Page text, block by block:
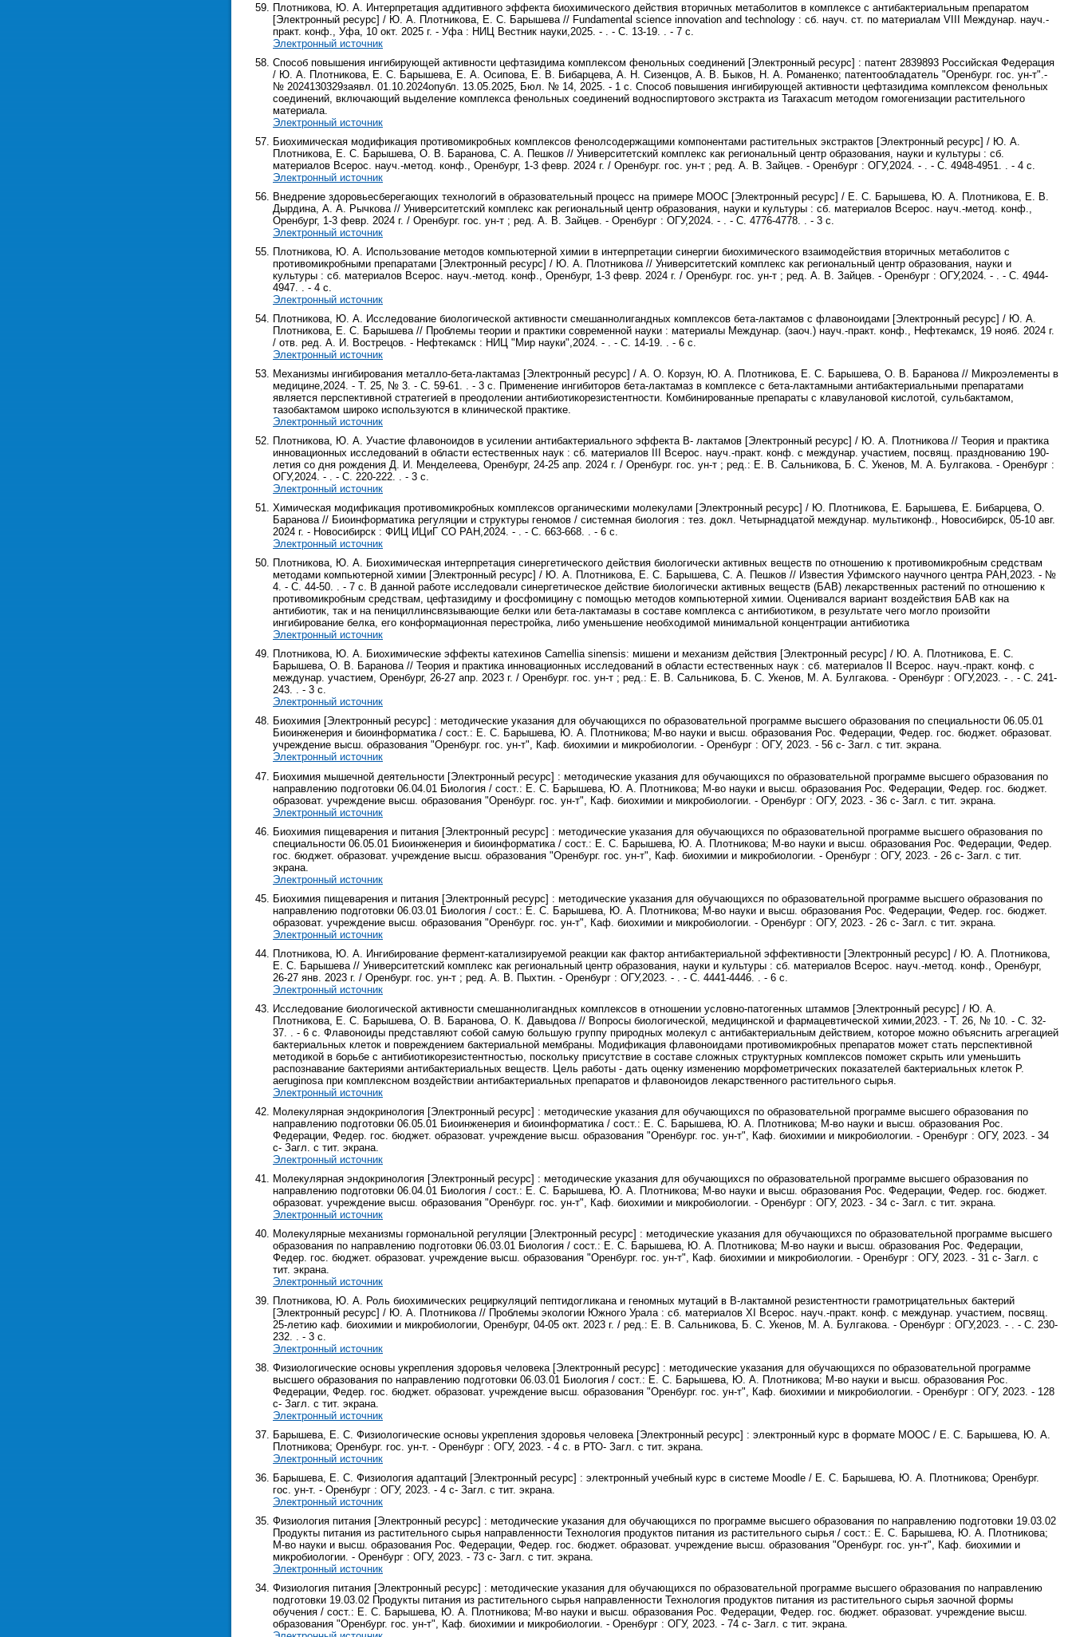
Плотникова, Ю. А. Интерпретация аддитивного эффекта биохимического действия вторичных метаболитов в комплексе с антибактериальным препаратом
[Электронный ресурс] / Ю. А. Плотникова, Е. С. Барышева // Fundamental science innovation and technology : сб. науч. ст. по материалам VIII Междунар. науч.-
практ. конф., Уфа, 10 окт. 2025 г. - Уфа : НИЦ Вестник науки,2025. - . - С. 13-19. . - 7 с.
Электронный источник
Способ повышения ингибирующей активности цефтазидима комплексом фенольных соединений [Электронный ресурс] : патент 2839893 Российская Федерация
/ Ю. А. Плотникова, Е. С. Барышева, Е. А. Осипова, Е. В. Бибарцева, А. Н. Сизенцов, А. В. Быков, Н. А. Романенко; патентообладатель "Оренбург. гос. ун-т".-
№ 2024130329заявл. 01.10.2024опубл. 13.05.2025, Бюл. № 14, 2025. - 1 с. Способ повышения ингибирующей активности цефтазидима комплексом фенольных
соединений, включающий выделение комплекса фенольных соединений водноспиртового экстракта из Tarаxacum методом гомогенизации растительного
материала.
Электронный источник
Биохимическая модификация противомикробных комплексов фенолсодержащими компонентами растительных экстрактов [Электронный ресурс] / Ю. А.
Плотникова, Е. С. Барышева, О. В. Баранова, С. А. Пешков // Университетский комплекс как региональный центр образования, науки и культуры : сб.
материалов Всерос. науч.-метод. конф., Оренбург, 1-3 февр. 2024 г. / Оренбург. гос. ун-т ; ред. А. В. Зайцев. - Оренбург : ОГУ,2024. - . - С. 4948-4951. . - 4 с.
Электронный источник
Внедрение здоровьесберегающих технологий в образовательный процесс на примере МООС [Электронный ресурс] / Е. С. Барышева, Ю. А. Плотникова, Е. В.
Дырдина, А. А. Рычкова // Университетский комплекс как региональный центр образования, науки и культуры : сб. материалов Всерос. науч.-метод. конф.,
Оренбург, 1-3 февр. 2024 г. / Оренбург. гос. ун-т ; ред. А. В. Зайцев. - Оренбург : ОГУ,2024. - . - С. 4776-4778. . - 3 с.
Электронный источник
Плотникова, Ю. А. Использование методов компьютерной химии в интерпретации синергии биохимического взаимодействия вторичных метаболитов с
противомикробными препаратами [Электронный ресурс] / Ю. А. Плотникова // Университетский комплекс как региональный центр образования, науки и
культуры : сб. материалов Всерос. науч.-метод. конф., Оренбург, 1-3 февр. 2024 г. / Оренбург. гос. ун-т ; ред. А. В. Зайцев. - Оренбург : ОГУ,2024. - . - С. 4944-
4947. . - 4 с.
Электронный источник
Плотникова, Ю. А. Исследование биологической активности смешаннолигандных комплексов бета-лактамов с флавоноидами [Электронный ресурс] / Ю. А.
Плотникова, Е. С. Барышева // Проблемы теории и практики современной науки : материалы Междунар. (заоч.) науч.-практ. конф., Нефтекамск, 19 нояб. 2024 г.
/ отв. ред. А. И. Вострецов. - Нефтекамск : НИЦ "Мир науки",2024. - . - С. 14-19. . - 6 с.
Электронный источник
Механизмы ингибирования металло-бета-лактамаз [Электронный ресурс] / А. О. Корзун, Ю. А. Плотникова, Е. С. Барышева, О. В. Баранова // Микроэлементы в
медицине,2024. - Т. 25, № 3. - С. 59-61. . - 3 с. Применение ингибиторов бета-лактамаз в комплексе с бета-лактамными антибактериальными препаратами
является перспективной стратегией в преодолении антибиотикорезистентности. Комбинированные препараты с клавулановой кислотой, сульбактамом,
тазобактамом широко используются в клинической практике.
Электронный источник
Плотникова, Ю. А. Участие флавоноидов в усилении антибактериального эффекта В- лактамов [Электронный ресурс] / Ю. А. Плотникова // Теория и практика
инновационных исследований в области естественных наук : сб. материалов III Всерос. науч.-практ. конф. с междунар. участием, посвящ. празднованию 190-
летия со дня рождения Д. И. Менделеева, Оренбург, 24-25 апр. 2024 г. / Оренбург. гос. ун-т ; ред.: Е. В. Сальникова, Б. С. Укенов, М. А. Булгакова. - Оренбург :
ОГУ,2024. - . - С. 220-222. . - 3 с.
Электронный источник
Химическая модификация противомикробных комплексов органическими молекулами [Электронный ресурс] / Ю. Плотникова, Е. Барышева, Е. Бибарцева, О.
Баранова // Биоинформатика регуляции и структуры геномов / системная биология : тез. докл. Четырнадцатой междунар. мультиконф., Новосибирск, 05-10 авг.
2024 г. - Новосибирск : ФИЦ ИЦиГ СО РАН,2024. - . - С. 663-668. . - 6 с.
Электронный источник
Плотникова, Ю. А. Биохимическая интерпретация синергетического действия биологически активных веществ по отношению к противомикробным средствам
методами компьютерной химии [Электронный ресурс] / Ю. А. Плотникова, Е. С. Барышева, С. А. Пешков // Известия Уфимского научного центра РАН,2023. - №
4. - С. 44-50. . - 7 с. В данной работе исследовали синергетическое действие биологически активных веществ (БАВ) лекарственных растений по отношению к
противомикробным средствам, цефтазидиму и фосфомицину с помощью методов компьютерной химии. Оценивался вариант воздействия БАВ как на
антибиотик, так и на пенициллинсвязывающие белки или бета-лактамазы в составе комплекса с антибиотиком, в результате чего могло произойти
ингибирование белка, его конформационная перестройка, либо уменьшение необходимой минимальной концентрации антибиотика
Электронный источник
Плотникова, Ю. А. Биохимические эффекты катехинов Camellia sinensis: мишени и механизм действия [Электронный ресурс] / Ю. А. Плотникова, Е. С.
Барышева, О. В. Баранова // Теория и практика инновационных исследований в области естественных наук : сб. материалов II Всерос. науч.-практ. конф. с
междунар. участием, Оренбург, 26-27 апр. 2023 г. / Оренбург. гос. ун-т ; ред.: Е. В. Сальникова, Б. С. Укенов, М. А. Булгакова. - Оренбург : ОГУ,2023. - . - С. 241-
243. . - 3 с.
Электронный источник
Биохимия [Электронный ресурс] : методические указания для обучающихся по образовательной программе высшего образования по специальности 06.05.01
Биоинженерия и биоинформатика / сост.: Е. С. Барышева, Ю. А. Плотникова; М-во науки и высш. образования Рос. Федерации, Федер. гос. бюджет. образоват.
учреждение высш. образования "Оренбург. гос. ун-т", Каф. биохимии и микробиологии. - Оренбург : ОГУ, 2023. - 56 с- Загл. с тит. экрана.
Электронный источник
Биохимия мышечной деятельности [Электронный ресурс] : методические указания для обучающихся по образовательной программе высшего образования по
направлению подготовки 06.04.01 Биология / сост.: Е. С. Барышева, Ю. А. Плотникова; М-во науки и высш. образования Рос. Федерации, Федер. гос. бюджет.
образоват. учреждение высш. образования "Оренбург. гос. ун-т", Каф. биохимии и микробиологии. - Оренбург : ОГУ, 2023. - 36 с- Загл. с тит. экрана.
Электронный источник
Биохимия пищеварения и питания [Электронный ресурс] : методические указания для обучающихся по образовательной программе высшего образования по
специальности 06.05.01 Биоинженерия и биоинформатика / сост.: Е. С. Барышева, Ю. А. Плотникова; М-во науки и высш. образования Рос. Федерации, Федер.
гос. бюджет. образоват. учреждение высш. образования "Оренбург. гос. ун-т", Каф. биохимии и микробиологии. - Оренбург : ОГУ, 2023. - 26 с- Загл. с тит.
экрана.
Электронный источник
Биохимия пищеварения и питания [Электронный ресурс] : методические указания для обучающихся по образовательной программе высшего образования по
направлению подготовки 06.03.01 Биология / сост.: Е. С. Барышева, Ю. А. Плотникова; М-во науки и высш. образования Рос. Федерации, Федер. гос. бюджет.
образоват. учреждение высш. образования "Оренбург. гос. ун-т", Каф. биохимии и микробиологии. - Оренбург : ОГУ, 2023. - 26 с- Загл. с тит. экрана.
Электронный источник
Плотникова, Ю. А. Ингибирование фермент-катализируемой реакции как фактор антибактериальной эффективности [Электронный ресурс] / Ю. А. Плотникова,
Е. С. Барышева // Университетский комплекс как региональный центр образования, науки и культуры : сб. материалов Всерос. науч.-метод. конф., Оренбург,
26-27 янв. 2023 г. / Оренбург. гос. ун-т ; ред. А. В. Пыхтин. - Оренбург : ОГУ,2023. - . - С. 4441-4446. . - 6 с.
Электронный источник
Исследование биологической активности смешаннолигандных комплексов в отношении условно-патогенных штаммов [Электронный ресурс] / Ю. А.
Плотникова, Е. С. Барышева, О. В. Баранова, О. К. Давыдова // Вопросы биологической, медицинской и фармацевтической химии,2023. - Т. 26, № 10. - С. 32-
37. . - 6 с. Флавоноиды представляют собой самую большую группу природных молекул с антибактериальным действием, которое можно объяснить агрегацией
бактериальных клеток и повреждением бактериальной мембраны. Модификация флавоноидами противомикробных препаратов может стать перспективной
методикой в борьбе с антибиотикорезистентностью, поскольку присутствие в составе сложных структурных комплексов поможет скрыть или уменьшить
распознавание бактериями антибактериальных веществ. Цель работы - дать оценку изменению морфометрических показателей бактериальных клеток P.
aeruginosa при комплексном воздействии антибактериальных препаратов и флавоноидов лекарственного растительного сырья.
Электронный источник
Молекулярная эндокринология [Электронный ресурс] : методические указания для обучающихся по образовательной программе высшего образования по
направлению подготовки 06.05.01 Биоинженерия и биоинформатика / сост.: Е. С. Барышева, Ю. А. Плотникова; М-во науки и высш. образования Рос.
Федерации, Федер. гос. бюджет. образоват. учреждение высш. образования "Оренбург. гос. ун-т", Каф. биохимии и микробиологии. - Оренбург : ОГУ, 2023. - 34
с- Загл. с тит. экрана.
Электронный источник
Молекулярная эндокринология [Электронный ресурс] : методические указания для обучающихся по образовательной программе высшего образования по
направлению подготовки 06.04.01 Биология / сост.: Е. С. Барышева, Ю. А. Плотникова; М-во науки и высш. образования Рос. Федерации, Федер. гос. бюджет.
образоват. учреждение высш. образования "Оренбург. гос. ун-т", Каф. биохимии и микробиологии. - Оренбург : ОГУ, 2023. - 34 с- Загл. с тит. экрана.
Электронный источник
Молекулярные механизмы гормональной регуляции [Электронный ресурс] : методические указания для обучающихся по образовательной программе высшего
образования по направлению подготовки 06.03.01 Биология / сост.: Е. С. Барышева, Ю. А. Плотникова; М-во науки и высш. образования Рос. Федерации,
Федер. гос. бюджет. образоват. учреждение высш. образования "Оренбург. гос. ун-т", Каф. биохимии и микробиологии. - Оренбург : ОГУ, 2023. - 31 с- Загл. с
тит. экрана.
Электронный источник
Плотникова, Ю. А. Роль биохимических рециркуляций пептидогликана и геномных мутаций в B-лактамной резистентности грамотрицательных бактерий
[Электронный ресурс] / Ю. А. Плотникова // Проблемы экологии Южного Урала : сб. материалов XI Всерос. науч.-практ. конф. с междунар. участием, посвящ.
25-летию каф. биохимии и микробиологии, Оренбург, 04-05 окт. 2023 г. / ред.: Е. В. Сальникова, Б. С. Укенов, М. А. Булгакова. - Оренбург : ОГУ,2023. - . - С. 230-
232. . - 3 с.
Электронный источник
Физиологические основы укрепления здоровья человека [Электронный ресурс] : методические указания для обучающихся по образовательной программе
высшего образования по направлению подготовки 06.03.01 Биология / сост.: Е. С. Барышева, Ю. А. Плотникова; М-во науки и высш. образования Рос.
Федерации, Федер. гос. бюджет. образоват. учреждение высш. образования "Оренбург. гос. ун-т", Каф. биохимии и микробиологии. - Оренбург : ОГУ, 2023. - 128
с- Загл. с тит. экрана.
Электронный источник
Барышева, Е. С. Физиологические основы укрепления здоровья человека [Электронный ресурс] : электронный курс в формате МООС / Е. С. Барышева, Ю. А.
Плотникова; Оренбург. гос. ун-т. - Оренбург : ОГУ, 2023. - 4 с. в РТО- Загл. с тит. экрана.
Электронный источник
Барышева, Е. С. Физиология адаптаций [Электронный ресурс] : электронный учебный курс в системе Moodle / Е. С. Барышева, Ю. А. Плотникова; Оренбург.
гос. ун-т. - Оренбург : ОГУ, 2023. - 4 с- Загл. с тит. экрана.
Электронный источник
Физиология питания [Электронный ресурс] : методические указания для обучающихся по программе высшего образования по направлению подготовки 19.03.02
Продукты питания из растительного сырья направленности Технология продуктов питания из растительного сырья / сост.: Е. С. Барышева, Ю. А. Плотникова;
М-во науки и высш. образования Рос. Федерации, Федер. гос. бюджет. образоват. учреждение высш. образования "Оренбург. гос. ун-т", Каф. биохимии и
микробиологии. - Оренбург : ОГУ, 2023. - 73 с- Загл. с тит. экрана.
Электронный источник
Физиология питания [Электронный ресурс] : методические указания для обучающихся по образовательной программе высшего образования по направлению
подготовки 19.03.02 Продукты питания из растительного сырья направленности Технология продуктов питания из растительного сырья заочной формы
обучения / сост.: Е. С. Барышева, Ю. А. Плотникова; М-во науки и высш. образования Рос. Федерации, Федер. гос. бюджет. образоват. учреждение высш.
образования "Оренбург. гос. ун-т", Каф. биохимии и микробиологии. - Оренбург : ОГУ, 2023. - 74 с- Загл. с тит. экрана.